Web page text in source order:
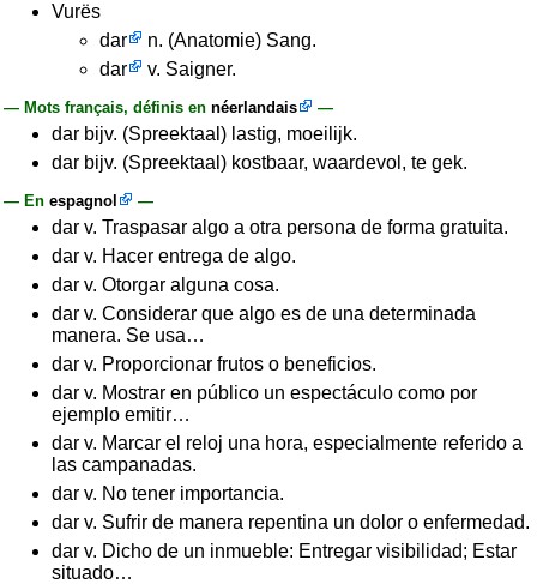
Vurës
dar
n. (Anatomie) Sang.
dar
v. Saigner.
— Mots français, définis en néerlandais —
dar bijv. (Spreektaal) lastig, moeilijk.
dar bijv. (Spreektaal) kostbaar, waardevol, te gek.
— En espagnol —
dar v. Traspasar algo a otra persona de forma gratuita.
dar v. Hacer entrega de algo.
dar v. Otorgar alguna cosa.
dar v. Considerar que algo es de una determinada
manera. Se usa…
dar v. Proporcionar frutos o beneficios.
dar v. Mostrar en público un espectáculo como por
ejemplo emitir…
dar v. Marcar el reloj una hora, especialmente referido a
las campanadas.
dar v. No tener importancia.
dar v. Sufrir de manera repentina un dolor o enfermedad.
dar v. Dicho de un inmueble: Entregar visibilidad; Estar
situado…